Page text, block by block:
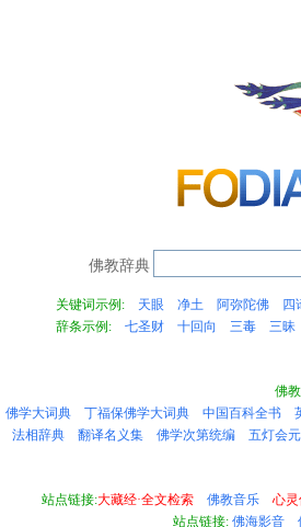
佛教辞典
关键词示例: 天眼 净土 阿弥陀佛
四
辞条示例:
七圣财 十回向 三毒 三昧
佛
佛学大词典
丁福保佛学大词典 中国百科全书
法相辞典 翻译名义集 佛学次第统编 五灯会元
站点链接:大藏经·全文检索佛教音乐
心
站点链接: 佛海影音